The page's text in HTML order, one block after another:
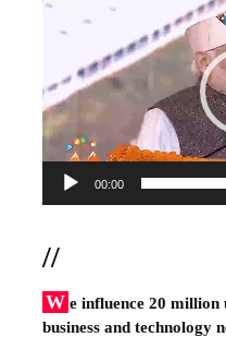
00:00
//
W e influence 20 million
business and technology